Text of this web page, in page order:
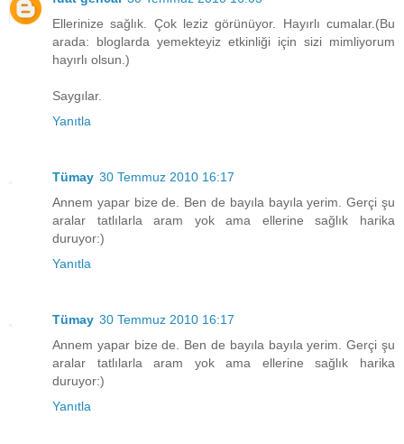
Ellerinize sağlık. Çok leziz görünüyor. Hayırlı cumalar.(Bu
arada: bloglarda yemekteyiz etkinliği için sizi mimliyorum
hayırlı olsun.)
Saygılar.
Yanıtla
Tümay 30 Temmuz 2010 16:17
Annem yapar bize de. Ben de bayıla bayıla yerim. Gerçi şu
aralar tatlılarla aram yok ama ellerine sağlık harika
duruyor:)
Yanıtla
Tümay 30 Temmuz 2010 16:17
Annem yapar bize de. Ben de bayıla bayıla yerim. Gerçi şu
aralar tatlılarla aram yok ama ellerine sağlık harika
duruyor:)
Yanıtla